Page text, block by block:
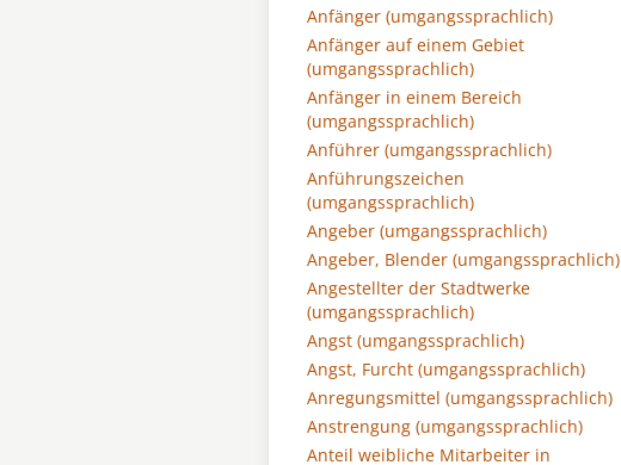
Anfänger (umgangssprachlich)
Anfänger auf einem Gebiet
(umgangssprachlich)
Anfänger in einem Bereich
(umgangssprachlich)
Anführer (umgangssprachlich)
Anführungszeichen
(umgangssprachlich)
Angeber (umgangssprachlich)
Angeber, Blender (umgangssprachlich)
Angestellter der Stadtwerke
(umgangssprachlich)
Angst (umgangssprachlich)
Angst, Furcht (umgangssprachlich)
Anregungsmittel (umgangssprachlich)
Anstrengung (umgangssprachlich)
Anteil weibliche Mitarbeiter in